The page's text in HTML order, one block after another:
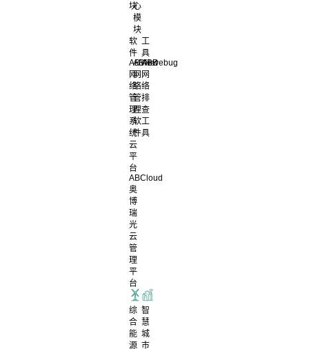
块心
模
块
软
件
ABView
网
络
管
理
系
统
ABNet
网
络
管
理
软
件
工
具
ABDebug
网
络
排
查
工
具
云
平
台
ABCloud
奥
博
瑞
光
云
管
理
平
台
综
合
能
源
智
慧
城
市